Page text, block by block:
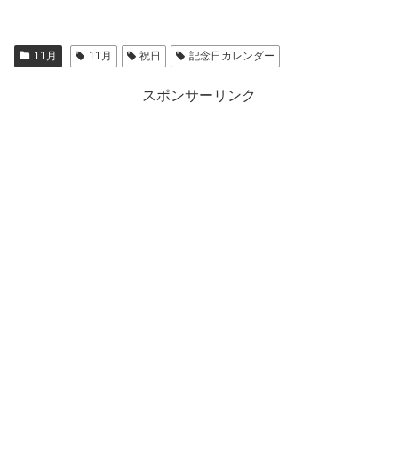
11月 11月 祝日 記念日カレンダー
スポンサーリンク